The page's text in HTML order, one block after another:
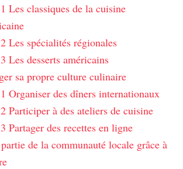
Les classiques de la cuisine
Les spécialités régionales
Les desserts américains
sa propre culture culinaire
Organiser des dîners internationaux
Participer à des ateliers de cuisine
Partager des recettes en ligne
de la communauté locale grâce à